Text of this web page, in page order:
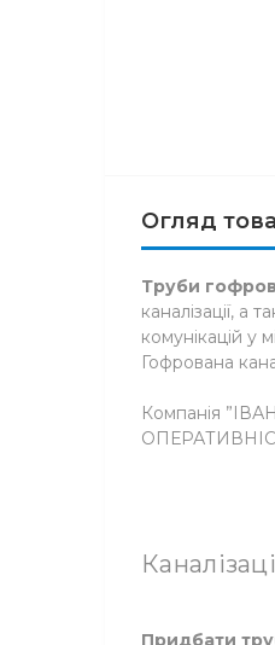
Огляд
Труби
каналізації,
комунікацій у
Гофрована
Компанія
Придбати